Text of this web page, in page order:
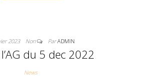
2023 Non ParADMIN
du 5 dec 2022
News